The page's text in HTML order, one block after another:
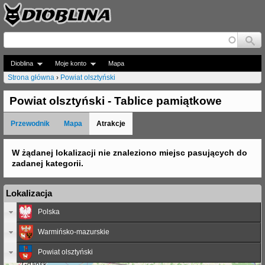
Jump to navigation
Dioblina Moje konto Mapa
J
e
s
e
ś
t
a
Strona główna › Powiat olsztyński
Powiat olsztyński - Tablice pamiątkowe
Przewodnik Mapa Atrakcje
W żądanej lokalizacji nie znaleziono miejsc pasujących do
zadanej kategorii.
Lokalizacja
Polska
Warmińsko-mazurskie
Powiat olsztyński